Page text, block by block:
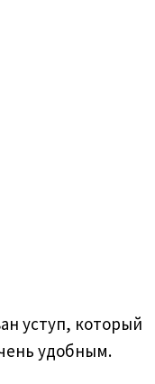
уступ, который
удобным.